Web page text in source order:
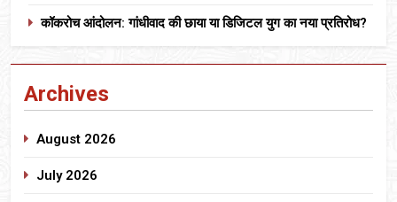
कॉकरोच आंदोलन: गांधीवाद की छाया या डिजिटल युग का नया प्रतिरोध?
Archives
August 2026
July 2026